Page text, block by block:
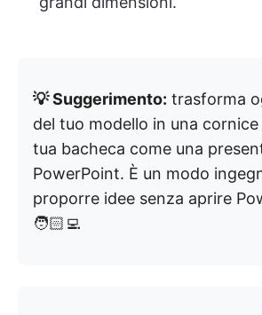
💡 Suggerimento: trasforma
del tuo modello in una
tua bacheca come una
PowerPoint. È un modo
proporre idee senza aprire
🧑🏻‍💻